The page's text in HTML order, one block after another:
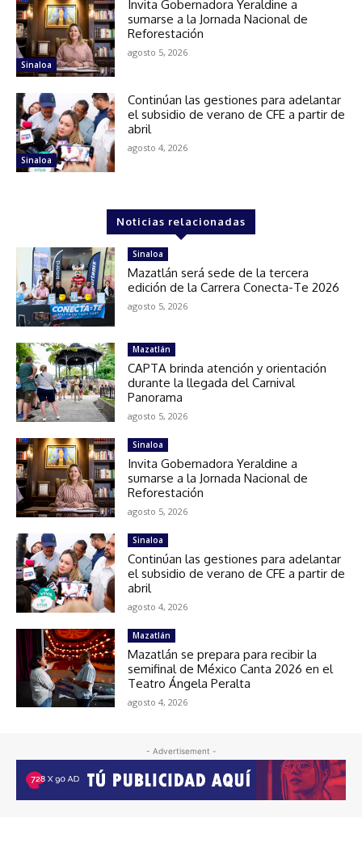
Sinaloa
Invita Gobernadora Yeraldine a
sumarse a la Jornada Nacional de
Reforestación
agosto 5, 2026
Sinaloa
Continúan las gestiones para adelantar
el subsidio de verano de CFE a partir de
abril
agosto 4, 2026
Noticias relacionadas
Sinaloa
Mazatlán será sede de la tercera
edición de la Carrera Conecta-Te 2026
agosto 5, 2026
Mazatlán
CAPTA brinda atención y orientación
durante la llegada del Carnival
Panorama
agosto 5, 2026
Sinaloa
Invita Gobernadora Yeraldine a
sumarse a la Jornada Nacional de
Reforestación
agosto 5, 2026
Sinaloa
Continúan las gestiones para adelantar
el subsidio de verano de CFE a partir de
abril
agosto 4, 2026
Mazatlán
Mazatlán se prepara para recibir la
semifinal de México Canta 2026 en el
Teatro Ángela Peralta
agosto 4, 2026
- Advertisement -